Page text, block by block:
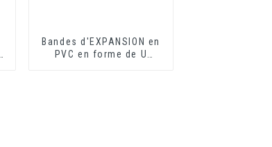
Bandes d'EXPANSION en
PVC en forme de U